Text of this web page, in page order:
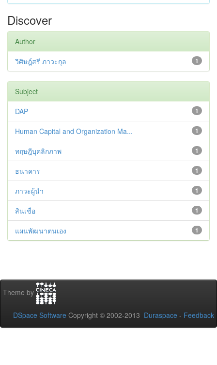
Discover
Author
1
วิศิษฎ์สรี ภาวะกุล
Subject
1
DAP
1
Human Capital and Organization Ma...
1
ทฤษฎีบุคลิกภาพ
1
ธนาคาร
1
ภาวะผู้นำ
1
สินเชื่อ
1
แผนพัฒนาตนเอง
Theme by
DSpace Software Copyright © 2002-2013 Duraspace - Feedback